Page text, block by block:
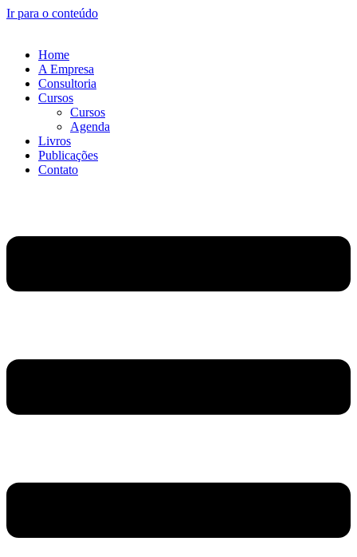
Ir para o conteúdo
Home
A Empresa
Consultoria
Cursos
Cursos
Agenda
Livros
Publicações
Contato